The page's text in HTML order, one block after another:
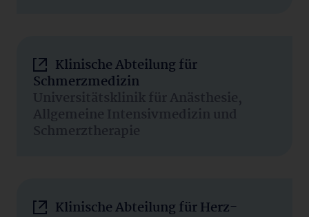
Klinische Abteilung für
Schmerzmedizin
Universitätsklinik für Anästhesie,
Allgemeine Intensivmedizin und
Schmerztherapie
Klinische Abteilung für Herz-